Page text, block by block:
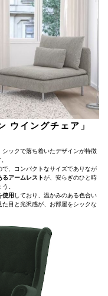
ウイングチェア」
シックで落ち着いたデザインが特徴
で、コンパクトなサイズでありなが
アームレストが、安らぎのひと時
。
使用 しており、温かみのある色合い
目と光沢感が、お部屋をシックな